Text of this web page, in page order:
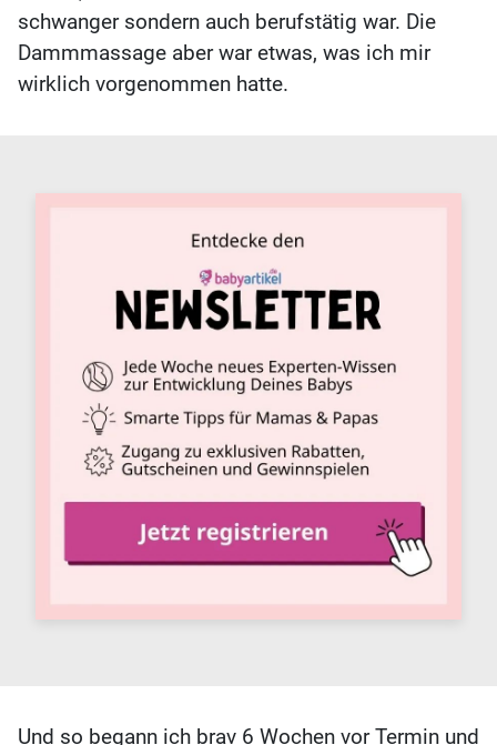
schwanger sondern auch berufstätig war. Die
Dammmassage aber war etwas, was ich mir
wirklich vorgenommen hatte.
Und so begann ich brav 6 Wochen vor Termin und